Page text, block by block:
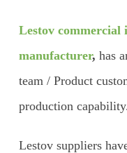
Lestov commercial
manufacturer, has
team / Product
production
Lestov suppliers